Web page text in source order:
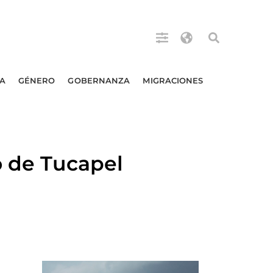
GÉNERO GOBERNANZA MIGRACIONES
de Tucapel